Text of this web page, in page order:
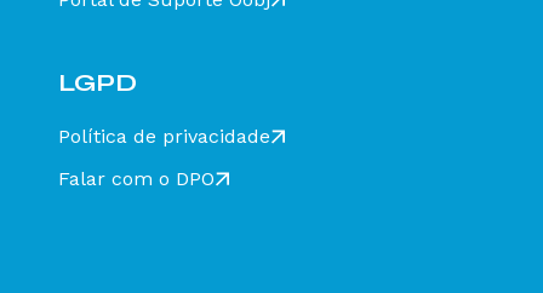
transmitida, antes da Contingência, e não
Qual o valor máximo de uma NFCe sem ou
LGPD
Política de privacidade
Falar com o DPO